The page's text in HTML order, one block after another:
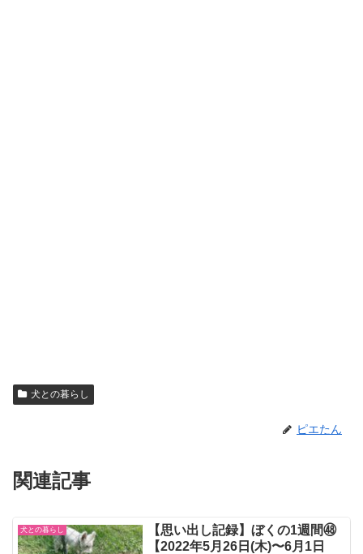
犬との暮らし
ピエたん
関連記事
犬との暮らし
【思い出し記録】ぼくの1週間㊽
【2022年5月26日(木)〜6月1日